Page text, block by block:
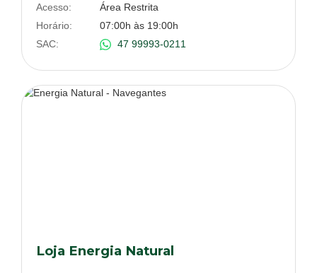
Acesso:
Área Restrita
Horário:
07:00h às 19:00h
SAC:
47 99993-0211
Loja Energia Natural